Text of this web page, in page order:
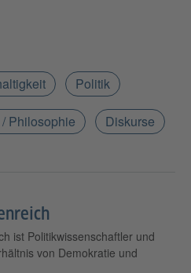
Politik
Philosophie Diskurse
ist Politikwissenschaftler und
von Demokratie und